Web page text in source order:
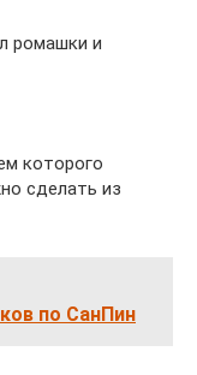
ромашки и
которого
сделать из
по СанПин